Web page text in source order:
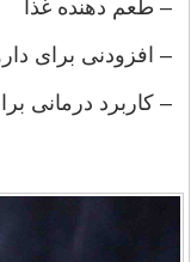
– طعم دهنده غذا
– افزودنی برای
– کاربرد درمانی